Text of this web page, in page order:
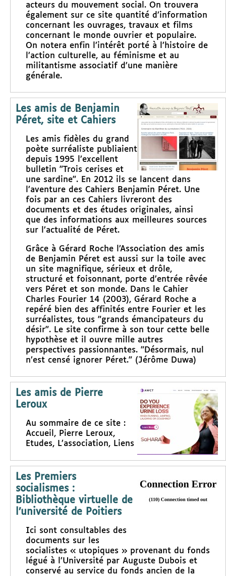
acteurs du mouvement social. On trouvera
également sur ce site quantité d’information
concernant les ouvrages, travaux et films
concernant le monde ouvrier et populaire.
On notera enfin l’intérêt porté à l’histoire de
l’action culturelle, au féminisme et au
militantisme associatif d’une manière
générale.
Les amis de Benjamin
Péret, site et Cahiers
Les amis fidèles du grand
poète surréaliste publiaient
depuis 1995 l’excellent
bulletin "Trois cerises et
une sardine". En 2012 ils se lancent dans
l’aventure des Cahiers Benjamin Péret. Une
fois par an ces Cahiers livreront des
documents et des études originales, ainsi
que des informations aux meilleures sources
sur l’actualité de Péret.
Grâce à Gérard Roche l’Association des amis
de Benjamin Péret est aussi sur la toile avec
un site magnifique, sérieux et drôle,
structuré et foisonnant, porte d’entrée rêvée
vers Péret et son monde. Dans le Cahier
Charles Fourier 14 (2003), Gérard Roche a
repéré bien des affinités entre Fourier et les
surréalistes, tous "grands émancipateurs du
désir". Le site confirme à son tour cette belle
hypothèse et il ouvre mille autres
perspectives passionnantes. "Désormais, nul
n’est censé ignorer Péret." (Jérôme Duwa)
Les amis de Pierre
Leroux
Au sommaire de ce site :
Accueil, Pierre Leroux,
Etudes, L’association, Liens
Les Premiers
socialismes :
Bibliothèque virtuelle de
l’université de Poitiers
Ici sont consultables des
documents sur les
socialistes « utopiques » provenant du fonds
légué à l’Université par Auguste Dubois et
conservé au service du fonds ancien de la